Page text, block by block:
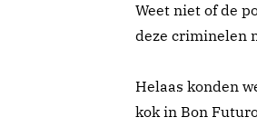
Weet niet of de
deze criminelen
Helaas konden
kok in Bon